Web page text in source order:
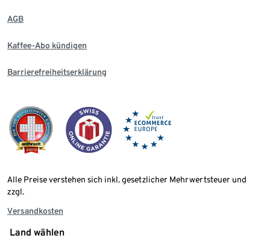
AGB
Kaffee-Abo kündigen
Barrierefreiheitserklärung
Alle Preise verstehen sich inkl. gesetzlicher Mehrwertsteuer und
zzgl.
Versandkosten
Land wählen